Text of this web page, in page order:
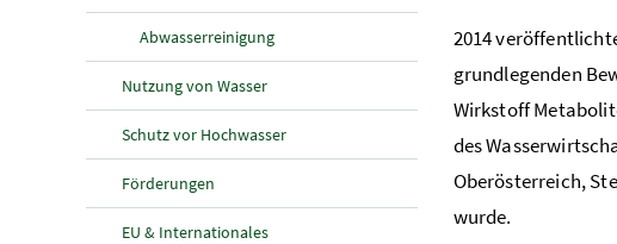
Abwasserreinigung
Nutzung von Wasser
Schutz vor Hochwasser
Förderungen
EU & Internationales
2014
grundlegenden
Wirkstoff
des
Oberösterreich,
wurde.